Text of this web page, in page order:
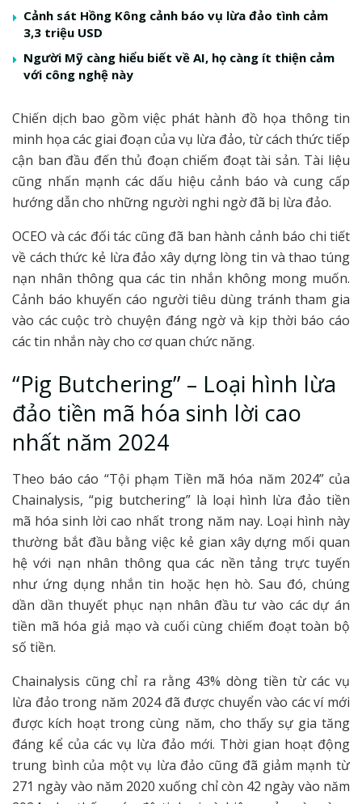
Cảnh sát Hồng Kông cảnh báo vụ lừa đảo tình cảm
3,3 triệu USD
Người Mỹ càng hiểu biết về AI, họ càng ít thiện cảm
với công nghệ này
Chiến dịch bao gồm việc phát hành đồ họa thông tin
minh họa các giai đoạn của vụ lừa đảo, từ cách thức tiếp
cận ban đầu đến thủ đoạn chiếm đoạt tài sản. Tài liệu
cũng nhấn mạnh các dấu hiệu cảnh báo và cung cấp
hướng dẫn cho những người nghi ngờ đã bị lừa đảo.
OCEO và các đối tác cũng đã ban hành cảnh báo chi tiết
về cách thức kẻ lừa đảo xây dựng lòng tin và thao túng
nạn nhân thông qua các tin nhắn không mong muốn.
Cảnh báo khuyến cáo người tiêu dùng tránh tham gia
vào các cuộc trò chuyện đáng ngờ và kịp thời báo cáo
các tin nhắn này cho cơ quan chức năng.
“Pig Butchering” – Loại hình lừa
đảo tiền mã hóa sinh lời cao
nhất năm 2024
Theo báo cáo “Tội phạm Tiền mã hóa năm 2024” của
Chainalysis, “pig butchering” là loại hình lừa đảo tiền
mã hóa sinh lời cao nhất trong năm nay. Loại hình này
thường bắt đầu bằng việc kẻ gian xây dựng mối quan
hệ với nạn nhân thông qua các nền tảng trực tuyến
như ứng dụng nhắn tin hoặc hẹn hò. Sau đó, chúng
dần dần thuyết phục nạn nhân đầu tư vào các dự án
tiền mã hóa giả mạo và cuối cùng chiếm đoạt toàn bộ
số tiền.
Chainalysis cũng chỉ ra rằng 43% dòng tiền từ các vụ
lừa đảo trong năm 2024 đã được chuyển vào các ví mới
được kích hoạt trong cùng năm, cho thấy sự gia tăng
đáng kể của các vụ lừa đảo mới. Thời gian hoạt động
trung bình của một vụ lừa đảo cũng đã giảm mạnh từ
271 ngày vào năm 2020 xuống chỉ còn 42 ngày vào năm